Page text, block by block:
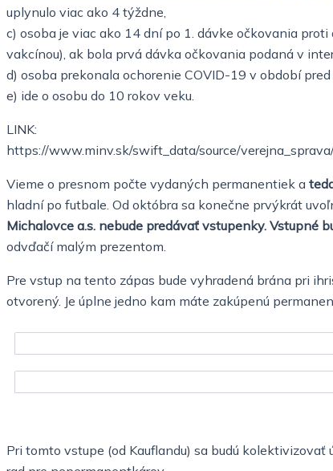
uplynulo viac ako 4 týždne,
c) osoba je viac ako 14 dní po 1. dávke očkovania
vakcínou), ak bola prvá dávka očkovania podaná v
d) osoba prekonala ochorenie COVID-19 v období
e) ide o osobu do 10 rokov veku.
LINK:
https://www.minv.sk/swift_data/source/
Vieme o presnom počte vydaných permanentiek a
hladní po futbale. Od októbra sa konečne prvýkrát
Michalovce a.s. nebude predávať vstupenky. Vstupné
odvďačí malým prezentom.
Pre vstup na tento zápas bude vyhradená brána pri
otvorený. Je úplne jedno kam máte zakúpenú
Pri tomto vstupe (od Kauflandu) sa budú